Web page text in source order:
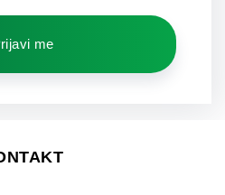
me